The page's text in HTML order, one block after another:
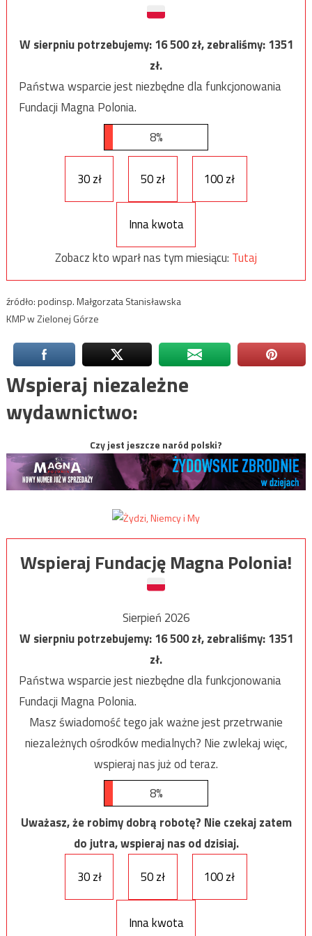
W sierpniu potrzebujemy:16 500zł, zebraliśmy:1351
zł.
Państwa wsparcie jest niezbędne dla funkcjonowania
Fundacji Magna Polonia.
8%
30 zł 50 zł 100 zł
Inna kwota
Zobacz kto wparł nas tym miesiącu: Tutaj
źródło: podinsp. Małgorzata Stanisławska
KMP w Zielonej Górze
Wspieraj niezależne
wydawnictwo:
Czy jest jeszcze naród polski?
Wspieraj Fundację Magna Polonia!
Sierpień 2026
W sierpniu potrzebujemy:16 500zł, zebraliśmy:1351
zł.
Państwa wsparcie jest niezbędne dla funkcjonowania
Fundacji Magna Polonia.
Masz świadomość tego jak ważne jest przetrwanie
niezależnych ośrodków medialnych? Nie zwlekaj więc,
wspieraj nas już od teraz.
8%
Uważasz, że robimy dobrą robotę? Nie czekaj zatem
do jutra, wspieraj nas od dzisiaj.
30 zł
50 zł 100 zł
Inna kwota